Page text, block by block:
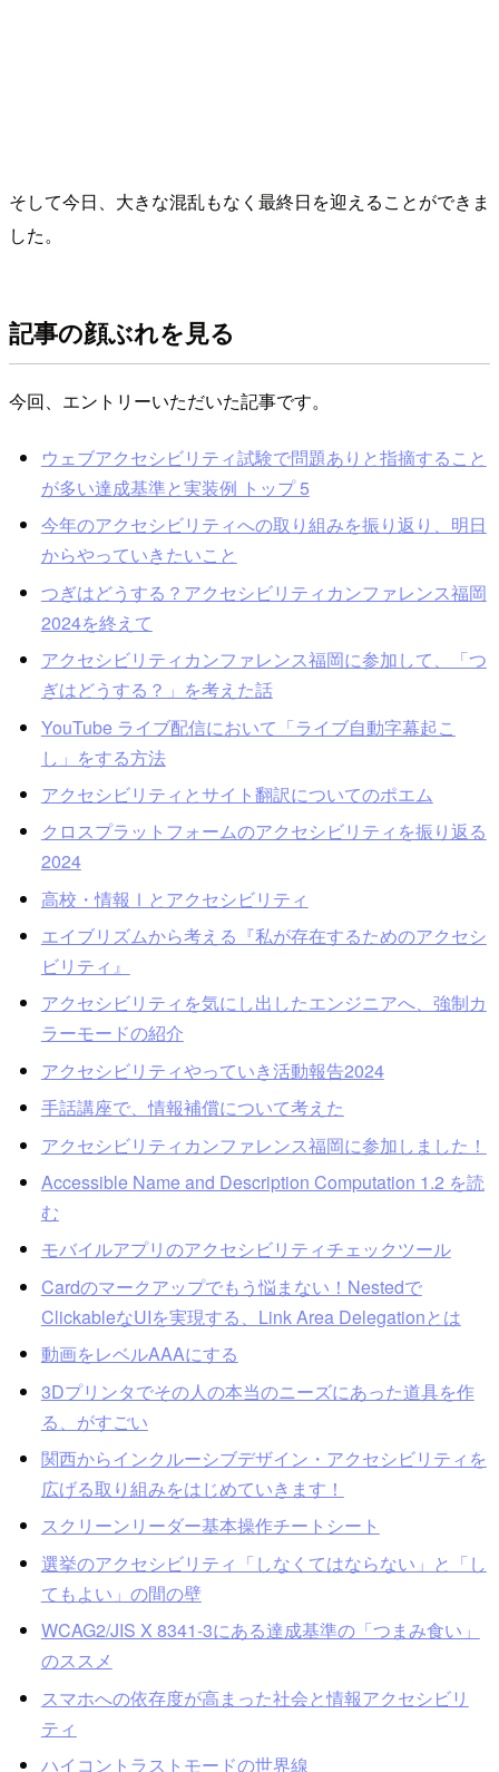
そして今日、大きな混乱もなく最終日を迎えることができま
した。
記事の顔ぶれを見る
今回、エントリーいただいた記事です。
ウェブアクセシビリティ試験で問題ありと指摘すること
が多い達成基準と実装例 トップ 5
今年のアクセシビリティへの取り組みを振り返り、明日
からやっていきたいこと
つぎはどうする？アクセシビリティカンファレンス福岡
2024を終えて
アクセシビリティカンファレンス福岡に参加して、「つ
ぎはどうする？」を考えた話
YouTube ライブ配信において「ライブ自動字幕起こ
し」をする方法
アクセシビリティとサイト翻訳についてのポエム
クロスプラットフォームのアクセシビリティを振り返る
2024
高校・情報Ⅰとアクセシビリティ
エイブリズムから考える『私が存在するためのアクセシ
ビリティ』
アクセシビリティを気にし出したエンジニアへ、強制カ
ラーモードの紹介
アクセシビリティやっていき活動報告2024
手話講座で、情報補償について考えた
アクセシビリティカンファレンス福岡に参加しました！
Accessible Name and Description Computation 1.2 を読
む
モバイルアプリのアクセシビリティチェックツール
Cardのマークアップでもう悩まない！Nestedで
ClickableなUIを実現する、Link Area Delegationとは
動画をレベルAAAにする
3Dプリンタでその人の本当のニーズにあった道具を作
る、がすごい
関西からインクルーシブデザイン・アクセシビリティを
広げる取り組みをはじめていきます！
スクリーンリーダー基本操作チートシート
選挙のアクセシビリティ「しなくてはならない」と「し
てもよい」の間の壁
WCAG2/JIS X 8341-3にある達成基準の「つまみ食い」
のススメ
スマホへの依存度が高まった社会と情報アクセシビリ
ティ
ハイコントラストモードの世界線